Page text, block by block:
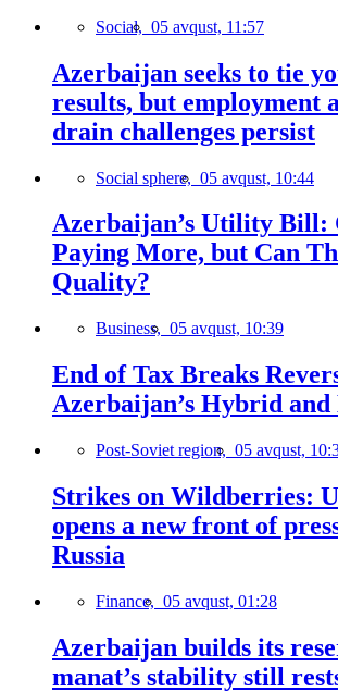
Social, 05 avqust, 11:57
Azerbaijan seeks to tie
results, but employment
drain challenges persist
Social sphere, 05 avqust, 10:44
Azerbaijan’s Utility Bill:
Paying More, but Can
Quality?
Business, 05 avqust, 10:39
End of Tax Breaks
Azerbaijan’s Hybrid
Post-Soviet region, 05 avqust,
Strikes on Wildberries:
opens a new front of
Russia
Finance, 05 avqust, 01:28
Azerbaijan builds its
manat’s stability still